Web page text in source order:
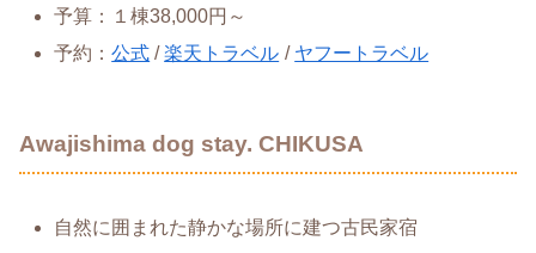
予算：１棟38,000円～
予約：公式 /楽天トラベル / ヤフートラベル
Awajishima dog stay. CHIKUSA
自然に囲まれた静かな場所に建つ古民家宿